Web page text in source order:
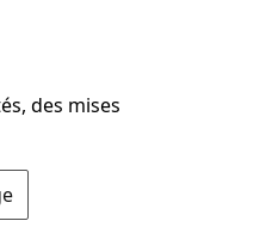
des mises